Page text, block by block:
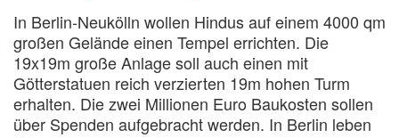
In Berlin-Neukölln wollen Hindus auf einem 4000 qm
großen Gelände einen Tempel errichten. Die
19x19m große Anlage soll auch einen mit
Götterstatuen reich verzierten 19m hohen Turm
erhalten. Die zwei Millionen Euro Baukosten sollen
über Spenden aufgebracht werden. In Berlin leben